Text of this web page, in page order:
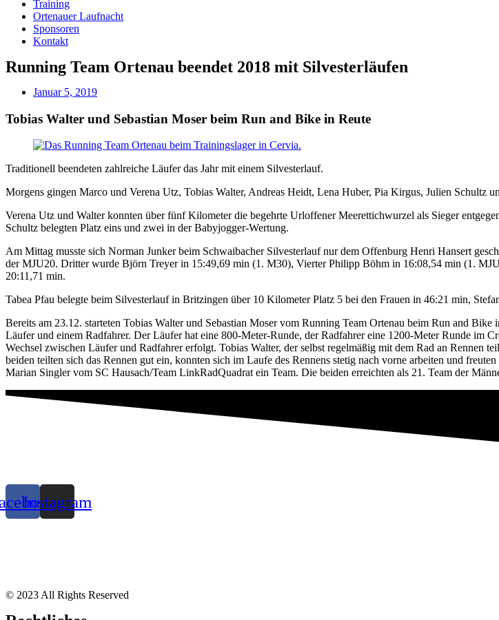
Training
Ortenauer Laufnacht
Sponsoren
Kontakt
Running Team Ortenau beendet 2018 mit Silvesterläufen
Januar 5, 2019
Tobias Walter und Sebastian Moser beim Run and Bike in Reute
Traditionell beendeten zahlreiche Läufer das Jahr mit einem Silvesterlauf.
Morgens gingen Marco und Verena Utz, Tobias Walter, Andreas Heidt, Lena Huber, Pia Kirgus, Julien Schultz
Verena Utz und Walter konnten über fünf Kilometer die begehrte Urloffener Meerettichwurzel als Sieger
Schultz belegten Platz eins und zwei in der Babyjogger-Wertung.
Am Mittag musste sich Norman Junker beim Schwaibacher Silvesterlauf nur dem Offenburg Henri Hansert
der MJU20. Dritter wurde Björn Treyer in 15:49,69 min (1. M30), Vierter Philipp Böhm in 16:08,54 min (1.
20:11,71 min.
Tabea Pfau belegte beim Silvesterlauf in Britzingen über 10 Kilometer Platz 5 bei den Frauen in 46:21 min,
Bereits am 23.12. starteten Tobias Walter und Sebastian Moser vom Running Team Ortenau beim Run and
Läufer und einem Radfahrer. Der Läufer hat eine 800-Meter-Runde, der Radfahrer eine 1200-Meter Runde im
Wechsel zwischen Läufer und Radfahrer erfolgt. Tobias Walter, der selbst regelmäßig mit dem Rad an
beiden teilten sich das Rennen gut ein, konnten sich im Laufe des Rennens stetig nach vorne arbeiten und
Marian Singler vom SC Hausach/Team LinkRadQuadrat ein Team. Die beiden erreichten als 21. Team der
Instagram
© 2023 All Rights Reserved